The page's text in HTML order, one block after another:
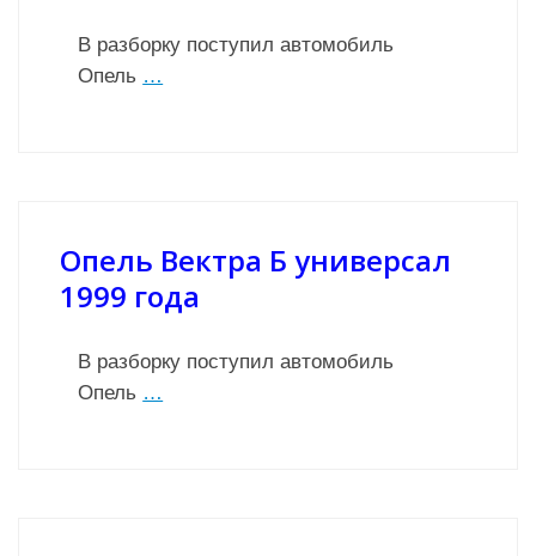
В разборку поступил автомобиль
Опель …
Опель Вектра Б универсал
1999 года
В разборку поступил автомобиль
Опель …